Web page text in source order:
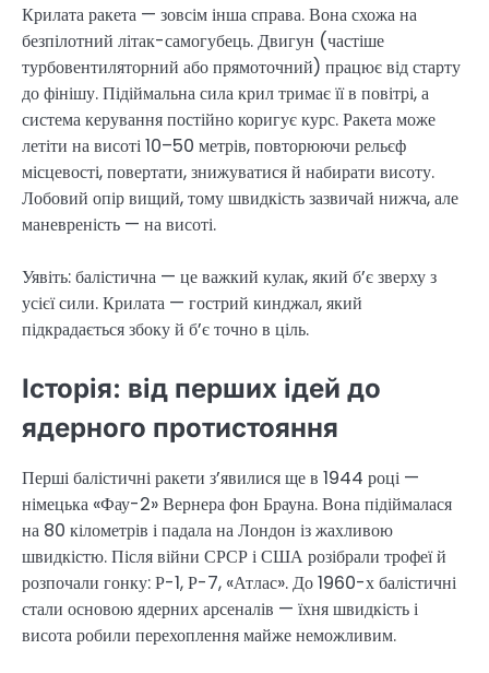
Крилата ракета — зовсім інша справа. Вона схожа на
безпілотний літак-самогубець. Двигун (частіше
турбовентиляторний або прямоточний) працює від старту
до фінішу. Підіймальна сила крил тримає її в повітрі, а
система керування постійно коригує курс. Ракета може
летіти на висоті 10–50 метрів, повторюючи рельєф
місцевості, повертати, знижуватися й набирати висоту.
Лобовий опір вищий, тому швидкість зазвичай нижча, але
маневреність — на висоті.
Уявіть: балістична — це важкий кулак, який б’є зверху з
усієї сили. Крилата — гострий кинджал, який
підкрадається збоку й б’є точно в ціль.
Історія: від перших ідей до
ядерного протистояння
Перші балістичні ракети з’явилися ще в 1944 році —
німецька «Фау-2» Вернера фон Брауна. Вона підіймалася
на 80 кілометрів і падала на Лондон із жахливою
швидкістю. Після війни СРСР і США розібрали трофеї й
розпочали гонку: Р-1, Р-7, «Атлас». До 1960-х балістичні
стали основою ядерних арсеналів — їхня швидкість і
висота робили перехоплення майже неможливим.